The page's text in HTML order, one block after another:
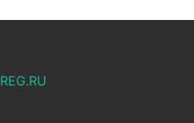
REG.RU